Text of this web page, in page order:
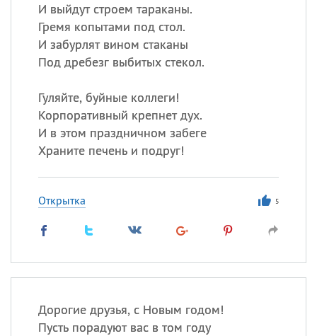
И выйдут строем тараканы.
Гремя копытами под стол.
И забурлят вином стаканы
Под дребезг выбитых стекол.
Гуляйте, буйные коллеги!
Корпоративный крепнет дух.
И в этом праздничном забеге
Храните печень и подруг!
Открытка 5
Дорогие друзья, с Новым годом!
Пусть порадуют вас в том году